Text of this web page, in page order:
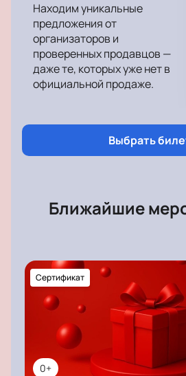
Находим уникальные
предложения от
организаторов и
проверенных продавцов —
даже те, которых уже нет в
официальной продаже.
Выбрать
Ближайшие
0+
Сертификат